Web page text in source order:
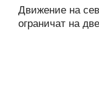
Движение на
ограничат на